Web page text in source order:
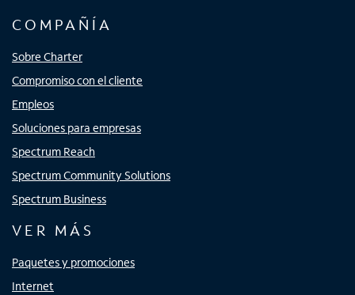
COMPAÑÍA
Sobre Charter
Compromiso con el cliente
Empleos
Soluciones para empresas
Spectrum Reach
Spectrum Community Solutions
Spectrum Business
VER MÁS
Paquetes y promociones
Internet